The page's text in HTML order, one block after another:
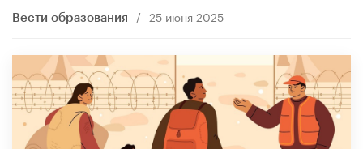
Вести образования / 25 июня 2025